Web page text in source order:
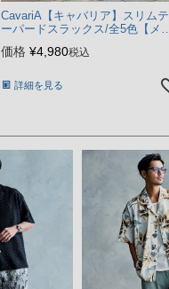
CavariA【キャバリア】スリムテ
ーパードスラックス/全5色【メー
価格 ¥4,980税込
詳細を見る